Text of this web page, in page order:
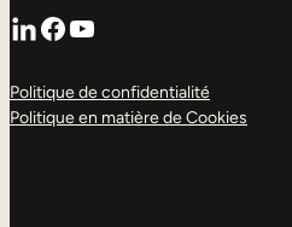
LinkedIn
Facebook
YouTube
Politique de confidentialité
Politique en matière de Cookies